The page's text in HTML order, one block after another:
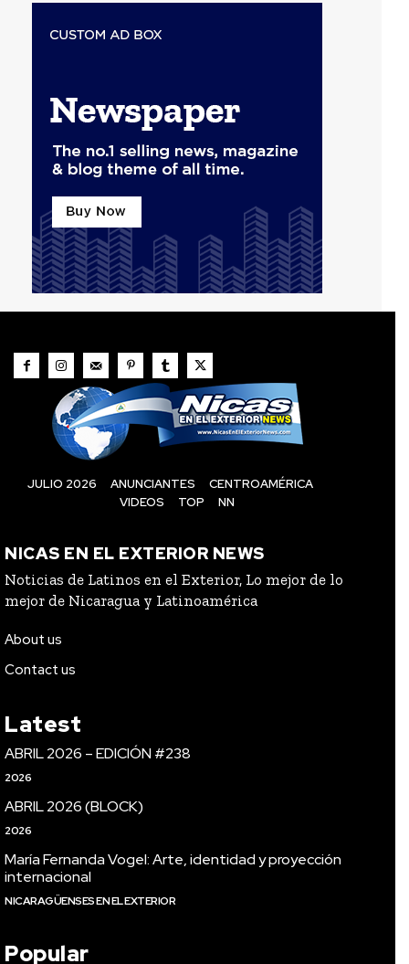
JULIO 2026 ANUNCIANTES
CENTROAMÉRICA
VIDEOS
TOP NN
NICAS EN EL EXTERIOR NEWS
Noticias de Latinos en el Exterior, Lo mejor de lo
mejor de Nicaragua y Latinoamérica
About us
Contact us
Latest
ABRIL 2026 – EDICIÓN #238
2026
ABRIL 2026 (BLOCK)
2026
María Fernanda Vogel: Arte, identidad y proyección
internacional
NICARAGÜENSES EN EL EXTERIOR
Popular